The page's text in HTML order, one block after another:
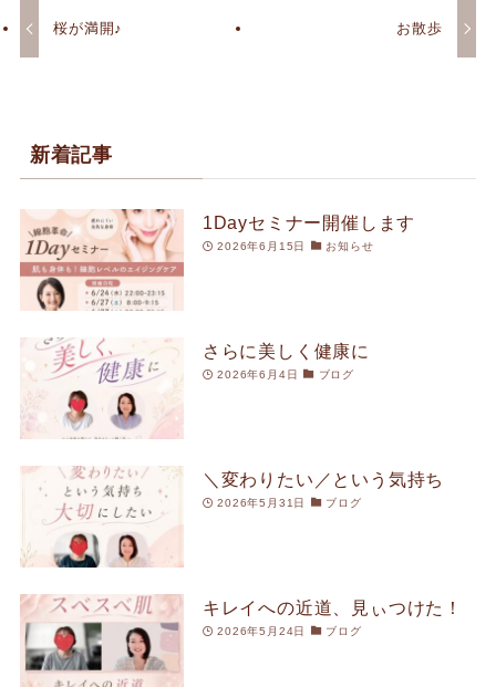
桜が満開♪ お散歩
新着記事
1Dayセミナー開催します
2026年6月15日 お知らせ
さらに美しく健康に
2026年6月4日 ブログ
＼変わりたい／という気持ち
2026年5月31日 ブログ
キレイへの近道、見ぃつけた！
2026年5月24日 ブログ